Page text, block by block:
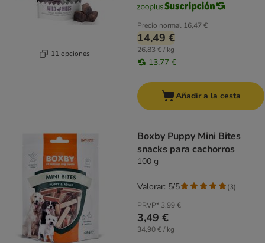
11 opciones
Precio normal 16,47 €
14,49 €
26,83 € / kg
13,77 €
Añadir a la cesta
Boxby Puppy Mini Bites
snacks para cachorros
100 g
PRVP* 3,99 €
3,49 €
34,90 € / kg
Valorar: 5/5 (3)